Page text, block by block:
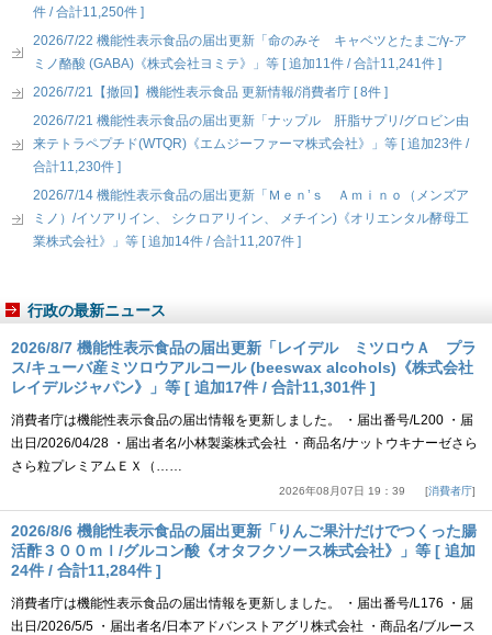
件 / 合計11,250件 ]
2026/7/22 機能性表示食品の届出更新「命のみそ キャベツとたまご/γ-ア
ミノ酪酸 (GABA)《株式会社ヨミテ》」等 [ 追加11件 / 合計11,241件 ]
2026/7/21【撤回】機能性表示食品 更新情報/消費者庁 [ 8件 ]
2026/7/21 機能性表示食品の届出更新「ナップル 肝脂サプリ/グロビン由
来テトラペプチド(WTQR)《エムジーファーマ株式会社》」等 [ 追加23件 /
合計11,230件 ]
2026/7/14 機能性表示食品の届出更新「Ｍｅｎ’ｓ Ａｍｉｎｏ（メンズア
ミノ）/イソアリイン、 シクロアリイン、 メチイン)《オリエンタル酵母工
業株式会社》」等 [ 追加14件 / 合計11,207件 ]
行政の最新ニュース
2026/8/7 機能性表示食品の届出更新「レイデル ミツロウＡ プラ
ス/キューバ産ミツロウアルコール (beeswax alcohols)《株式会社
レイデルジャパン》」等 [ 追加17件 / 合計11,301件 ]
消費者庁は機能性表示食品の届出情報を更新しました。 ・届出番号/L200 ・届
出日/2026/04/28 ・届出者名/小林製薬株式会社 ・商品名/ナットウキナーゼさら
さら粒プレミアムＥＸ（……
2026年08月07日 19：39 消費者庁
2026/8/6 機能性表示食品の届出更新「りんご果汁だけでつくった腸
活酢３００ｍｌ/グルコン酸《オタフクソース株式会社》」等 [ 追加
24件 / 合計11,284件 ]
消費者庁は機能性表示食品の届出情報を更新しました。 ・届出番号/L176 ・届
出日/2026/5/5 ・届出者名/日本アドバンストアグリ株式会社 ・商品名/ブルース